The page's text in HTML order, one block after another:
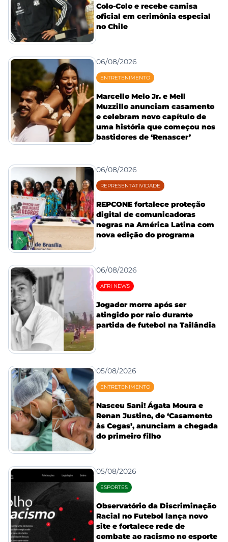
Colo-Colo e recebe camisa
oficial em cerimônia especial
no Chile
06/08/2026
ENTRETENIMENTO
Marcello Melo Jr. e Mell
Muzzillo anunciam casamento
e celebram novo capítulo de
uma história que começou nos
bastidores de ‘Renascer’
06/08/2026
REPRESENTATIVIDADE
REPCONE fortalece proteção
digital de comunicadoras
negras na América Latina com
nova edição do programa
06/08/2026
AFRI NEWS
Jogador morre após ser
atingido por raio durante
partida de futebol na Tailândia
05/08/2026
ENTRETENIMENTO
Nasceu Sani! Ágata Moura e
Renan Justino, de ‘Casamento
às Cegas’, anunciam a chegada
do primeiro filho
05/08/2026
ESPORTES
Observatório da Discriminação
Racial no Futebol lança novo
site e fortalece rede de
combate ao racismo no esporte